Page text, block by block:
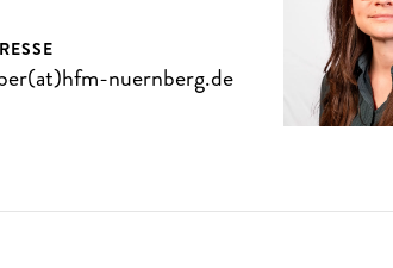
nuernberg.de